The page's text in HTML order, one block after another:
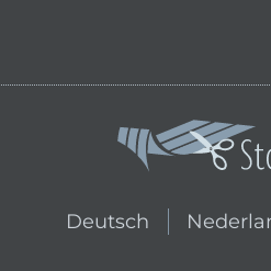
Deutsch In den